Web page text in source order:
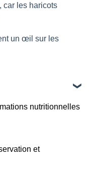
car les haricots
un œil sur les
nutritionnelles
et